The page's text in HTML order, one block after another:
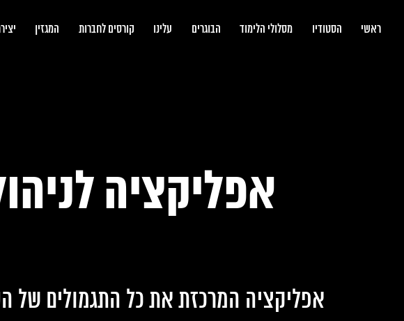
ראשי הסטודיו מסלולי הלימוד הבוגרים עלינו קורסים לחברות המגזין
אפליקציה
אפליקציה המרכזת את כל התגמולים של